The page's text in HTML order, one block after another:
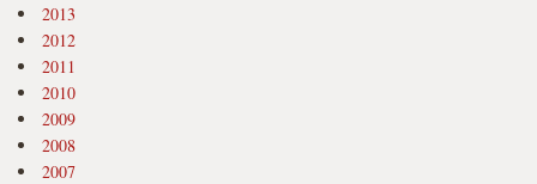
2013
2012
2011
2010
2009
2008
2007